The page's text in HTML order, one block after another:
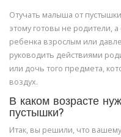
Отучать малыша от
этому готовы не родители,
ребенка взрослым или
руководить действиями
или дочь того предмета,
воздух.
В каком возрасте
пустышки?
Итак, вы решили, что